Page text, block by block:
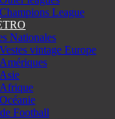
Champions League
Nationales
Vestes vintage Europe
Amériques
Asie
Afrique
Océanie
Football